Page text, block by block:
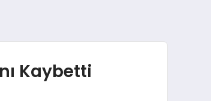
Kaybetti